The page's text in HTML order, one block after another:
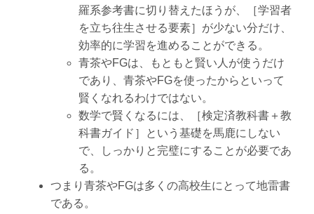
羅系参考書に切り替えたほうが、［学習者
を立ち往生させる要素］が少ない分だけ、
効率的に学習を進めることができる。
青茶やFGは、もともと賢い人が使うだけ
であり、青茶やFGを使ったからといって
賢くなれるわけではない。
数学で賢くなるには、［検定済教科書＋教
科書ガイド］という基礎を馬鹿にしない
で、しっかりと完璧にすることが必要であ
る。
つまり青茶やFGは多くの高校生にとって地雷書
である。